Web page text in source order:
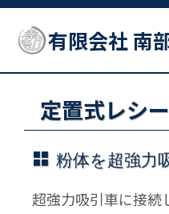
有限会社 南
定置式レシ
粉体を超強力
超強力吸引車に接続